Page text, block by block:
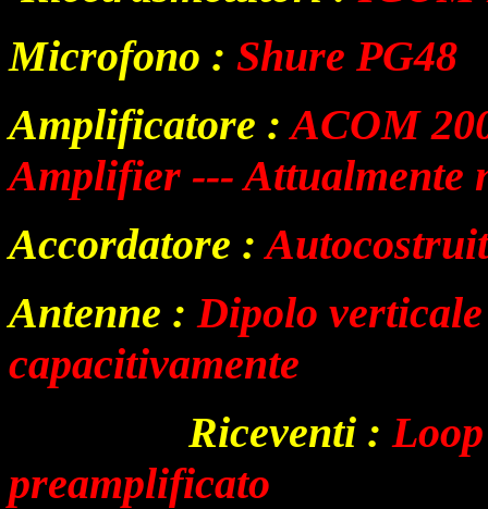
Microfono : Shure PG48
Amplificatore : ACOM
Amplifier --- Attualmente
Accordatore :
Antenne : Dipolo
capacitivamente
Riceventi :Loop
preamplificato